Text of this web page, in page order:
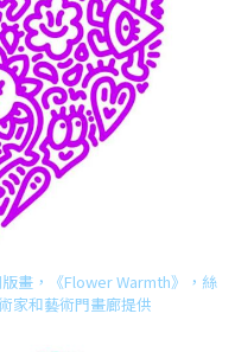
畫，《Flower Warmth》，絲
家和藝術門畫廊提供